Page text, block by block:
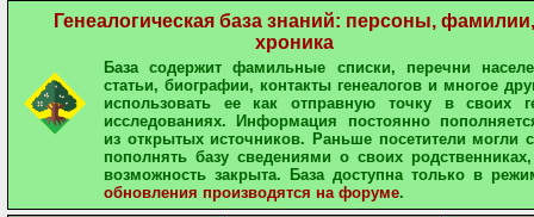
Генеалогическая база знаний: персоны, фамилии,
хроника
База содержит фамильные списки, перечни
статьи, биографии, контакты генеалогов и многое
использовать ее как отправную точку в своих
исследованиях. Информация постоянно
из открытых источников. Раньше посетители могли
пополнять базу сведениями о своих
возможность закрыта. База доступна только в
обновления производятся на форуме.